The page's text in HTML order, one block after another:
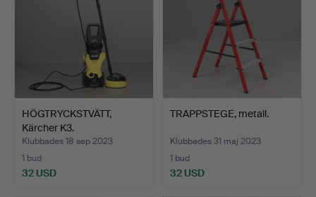
HÖGTRYCKSTVÄTT,
Kärcher K3.
Klubbades 18 sep 2023
1 bud
32 USD
TRAPPSTEGE, metall.
Klubbades 31 maj 2023
1 bud
32 USD